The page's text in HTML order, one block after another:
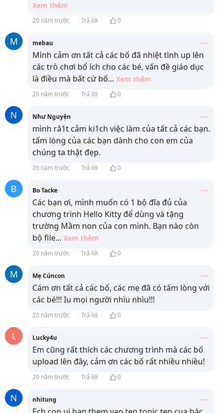
Xem thêm
20 năm trước Trả lời 0
M mebau
Mình cảm ơn tất cả các bố đã nhiệt tình up lên
các trò chơi bổ ích cho các bé, vấn đề giáo dục
là điều mà bất cứ bố... Xem thêm
20 năm trước Trả lời 0
N Như Nguyện
mình râ1t cảm ki1ch việc làm của tất cả các bạn.
tấm lòng của các bạn dành cho con em của
chúng ta thật đẹp.
20 năm trước Trả lời 0
B Bo Tacke
Các bạn ơi, mình muốn có 1 bộ đĩa đủ của
chương trình Hello Kitty để dùng và tặng
trường Mầm non của con mình. Bạn nào còn
bộ file... Xem thêm
20 năm trước Trả lời 0
M Mẹ Cúncon
Cám ơn tất cả các bố, các mẹ đã có tấm lòng với
các bé!!! Iu mọi người nhìu nhìu!!!
20 năm trước Trả lời 0
L Lucky4u
Em cũng rất thích các chương trình mà các bố
upload lên đây, cảm ơn các bố rất nhiều nhiều!
20 năm trước Trả lời 0
N nhitung